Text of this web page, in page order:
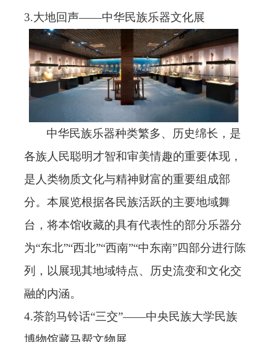
3.大地回声——中华民族乐器文化展
中华民族乐器种类繁多、历史绵长，是
各族人民聪明才智和审美情趣的重要体现，
是人类物质文化与精神财富的重要组成部
分。本展览根据各民族活跃的主要地域舞
台，将本馆收藏的具有代表性的部分乐器分
为“东北”“西北”“西南”“中东南”四部分进行陈
列，以展现其地域特点、历史流变和文化交
融的内涵。
4.茶韵马铃话“三交”——中央民族大学民族